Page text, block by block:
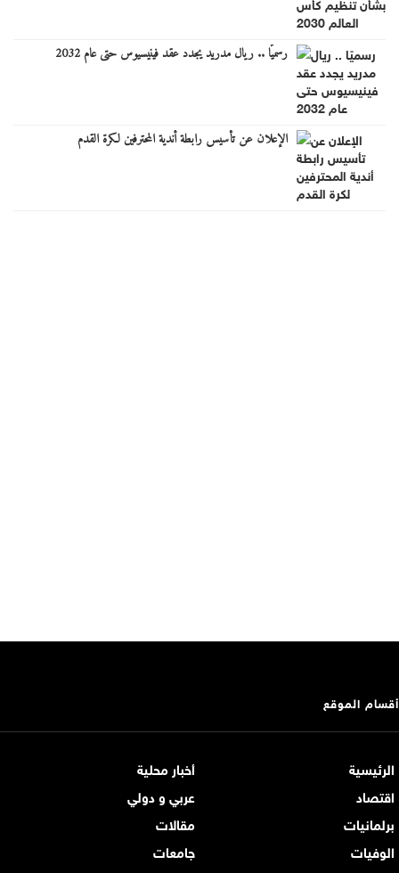
رسميًا .. ريال مدريد يجدد عقد فينيسيوس حتى عام 2032
الإعلان عن تأسيس رابطة أندية المحترفين لكرة القدم
أقسام الموقع
الرئيسية
أخبار محلية
اقتصاد
عربي و دولي
برلمانيات
مقالات
الوفيات
جامعات